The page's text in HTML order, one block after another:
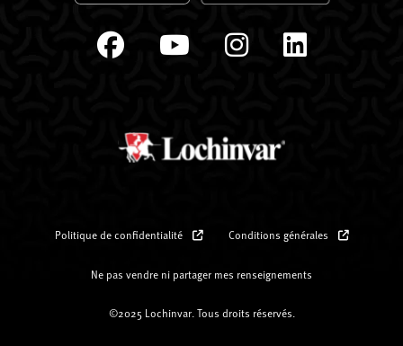
Politique de confidentialité Conditions générales
Ne pas vendre ni partager mes renseignements
©2025 Lochinvar. Tous droits réservés.